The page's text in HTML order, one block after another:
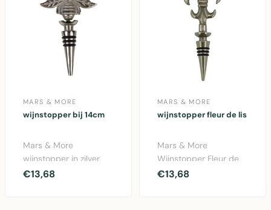
MARS & MORE
wijnstopper bij 14cm
Mars & More
wijnstopper in zilver
van aluminium.
€13,68
MARS & MORE
wijnstopper fleur de lis
Mars & More
Wijnstopper Fleur de
Lis in zilver aluminium.
€13,68